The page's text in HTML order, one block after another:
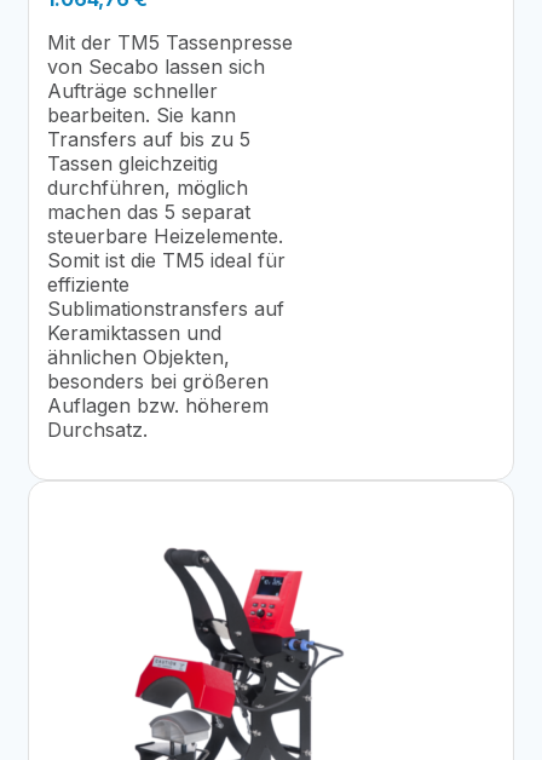
Mit der TM5 Tassenpresse
von Secabo lassen sich
Aufträge schneller
bearbeiten. Sie kann
Transfers auf bis zu 5
Tassen gleichzeitig
durchführen, möglich
machen das 5 separat
steuerbare Heizelemente.
Somit ist die TM5 ideal für
effiziente
Sublimationstransfers auf
Keramiktassen und
ähnlichen Objekten,
besonders bei größeren
Auflagen bzw. höherem
Durchsatz.